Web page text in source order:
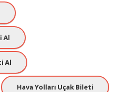
Al
Al
Hava Yolları Uçak Bileti